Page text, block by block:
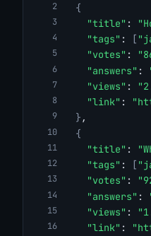
{
"title" :
"tags" : [
"votes" :
"answers" :
"views" :
"link" :
} ,
{
"title" :
"tags" : [
"votes" :
"answers" :
"views" :
"link" :